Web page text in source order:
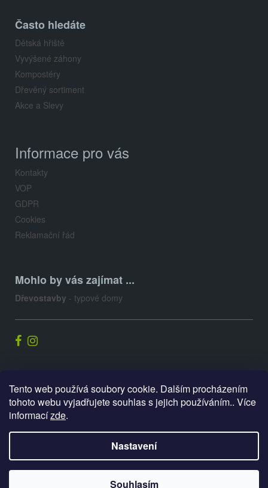
Tento web používá soubory cookie. Dalším procházením
tohoto webu vyjadřujete souhlas s jejich používáním.. Více
informacízde.
Nastavení
Souhlasím
Často hledáte
Dětská hřiště
Vyvýšené záhony
Kompostéry
Dřevěný sortiment
Akce a Slevy
Informace pro vás
Kontakty
VOP
GDPR
Cookies
Reklamační řád
Mohlo by vás zajímat ...
Dřevostavby - typové domy
Vytvořil Shoptet
Copyright 2026E-shop PALIS. Všechna práva vyhrazena.
Upravit nastavení cookies